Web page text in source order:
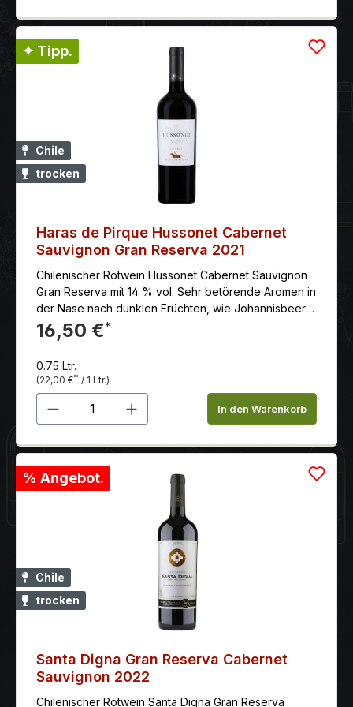
Trauben werden von Hand gelesen und entrappt.
Nach einer ausgedehnten Maischestandzeit reifte
der Wein 12 Monate lang in französischen Barriques.
Vor der Flaschenfüllung wird der Wein nur leicht
filtriert. Auszeichnung: Wine Advocat: 91 Punkte JG
Anbaugebiet: Valle de Colchagua
✦ Tipp.
Chile
trocken
Haras de Pirque Hussonet Cabernet
Sauvignon Gran Reserva 2021
Chilenischer Rotwein Hussonet Cabernet Sauvignon
Gran Reserva mit 14 % vol. Sehr betörende Aromen in
der Nase nach dunklen Früchten, wie Johannisbeere,
reife Blaubeeren und Tabak, gepaart mit
mineralischen und erdigen Noten.
16,50 €*
0.75 Ltr.
(22,00 €* / 1 Ltr.)
Produkt Anzahl: Gib denIn den Warenkorb
% Angebot.
Chile
trocken
Santa Digna Gran Reserva Cabernet
Sauvignon 2022
Chilenischer Rotwein Santa Digna Gran Reserva